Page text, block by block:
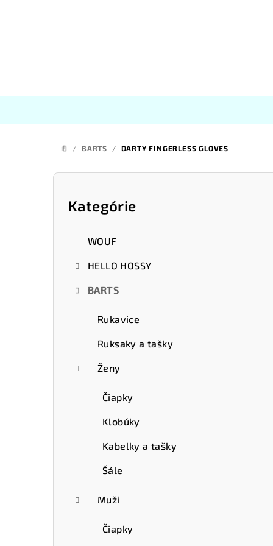
DOMOV
/ BARTS / DARTY FINGERLESS GLOVES
B
Preskočiť
kategórie
Kategórie
WOUF
HELLO HOSSY
BARTS
Rukavice
Ruksaky a tašky
Ženy
Čiapky
Klobúky
Kabelky a tašky
Šále
Muži
Čiapky